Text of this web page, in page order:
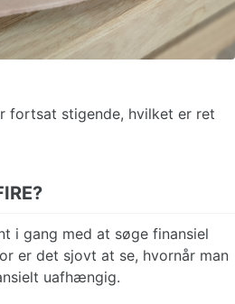
fortsat stigende, hvilket er ret
i gang med at søge finansiel
er det sjovt at se, hvornår man
uafhængig.